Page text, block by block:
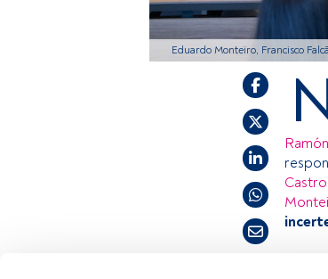
Eduardo Monteiro, Francisco
Castro